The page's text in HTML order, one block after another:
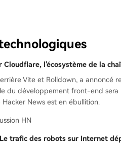
Cloudflare, l'écosystème de la
Vite et Rolldown, a annoncé
du développement front-end
News est en ébullition.
HN
trafic des robots sur Internet